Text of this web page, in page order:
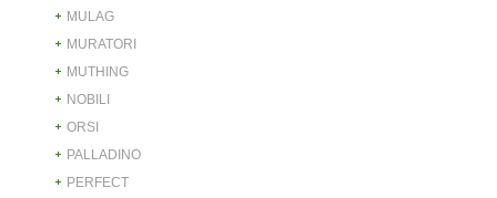
MULAG
MURATORI
MUTHING
NOBILI
ORSI
PALLADINO
PERFECT